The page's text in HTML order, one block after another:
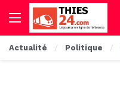
Actualité Politique